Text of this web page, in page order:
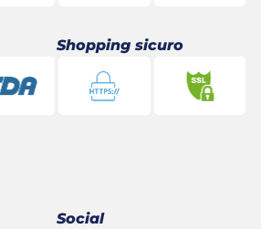
Shopping sicuro
Social